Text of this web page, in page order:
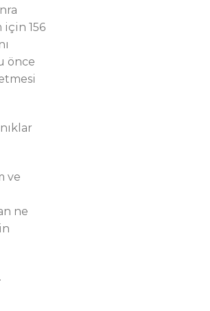
156
önce
ve
ne